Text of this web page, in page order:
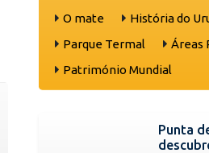
O mate
História do
Parque Termal
Áreas
Património Mundial
Punta